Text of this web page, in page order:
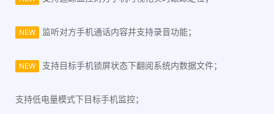
NEW 监听对方手机通话内容并支持录音功能；
NEW 支持目标手机锁屏状态下翻阅系统内数据文件；
支持低电量模式下目标手机监控；